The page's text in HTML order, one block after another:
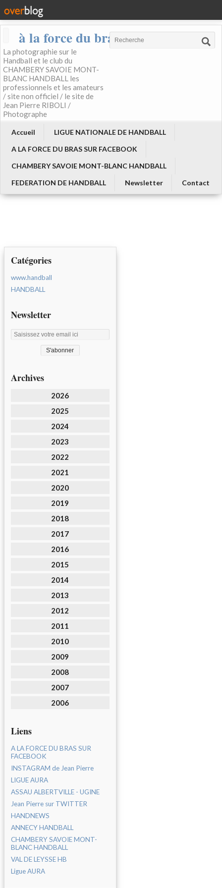
à la force du bras
La photographie sur le
Handball et le club du
CHAMBERY SAVOIE MONT-
BLANC HANDBALL les
professionnels et les amateurs
/ site non officiel / le site de
Jean Pierre RIBOLI /
Photographe
Accueil
LIGUE NATIONALE DE HANDBALL
A LA FORCE DU BRAS SUR FACEBOOK
CHAMBERY SAVOIE MONT-BLANC HANDBALL
FEDERATION DE HANDBALL
Newsletter Contact
Catégories
www.handball
HANDBALL
Newsletter
Archives
2026
2025
2024
2023
2022
2021
2020
2019
2018
2017
2016
2015
2014
2013
2012
2011
2010
2009
2008
2007
2006
Liens
A LA FORCE DU BRAS SUR
FACEBOOK
INSTAGRAM de Jean Pierre
LIGUE AURA
ASSAU ALBERTVILLE - UGINE
Jean Pierre sur TWITTER
HANDNEWS
ANNECY HANDBALL
CHAMBERY SAVOIE MONT-
BLANC HANDBALL
VAL DE LEYSSE HB
Ligue AURA